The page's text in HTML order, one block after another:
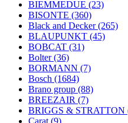
BIEMMEDUE (23)
BISONTE (360)
Black and Decker(265)
BLAUPUNKT (45)
BOBCAT (31)
Bolter(36)
BORMANN (7)
Bosch (1684)
Brano group (88)
BREEZAIR (7)
BRIGGS & STRATTON
Carat (9)